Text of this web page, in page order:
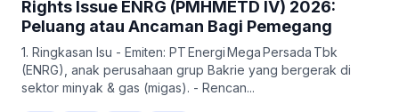
Rights Issue ENRG (PMHMETD IV) 2026:
Peluang atau Ancaman Bagi Pemegang
1. Ringkasan Isu - Emiten: PT Energi Mega Persada Tbk
(ENRG), anak perusahaan grup Bakrie yang bergerak di
sektor minyak & gas (migas). - Rencan...